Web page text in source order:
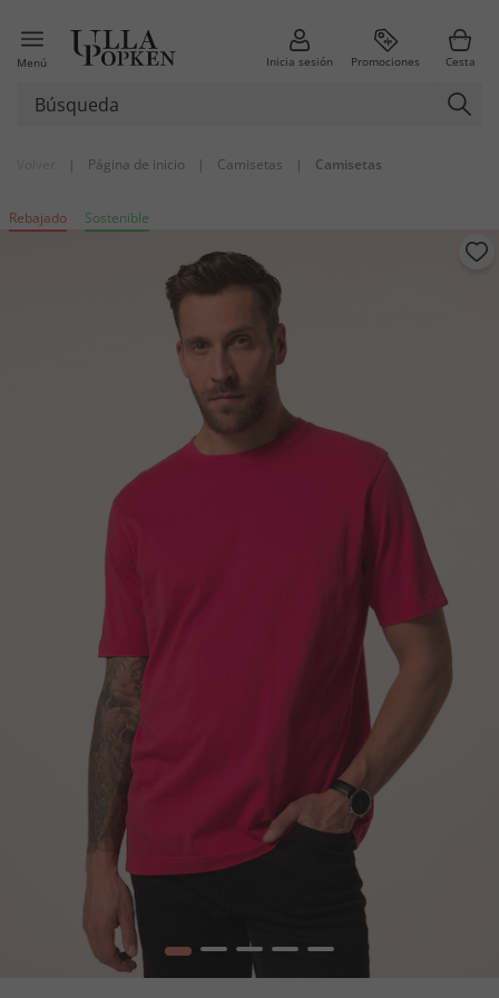
Menú Inicia sesión Promociones Cesta
| Página de inicio | Camisetas | Camisetas
Rebajado Sostenible
1 2 3 4 5